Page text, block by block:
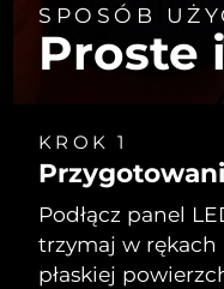
SPOSÓB
Proste
KROK 1
Podłącz panel
trzymaj w
płaskiej